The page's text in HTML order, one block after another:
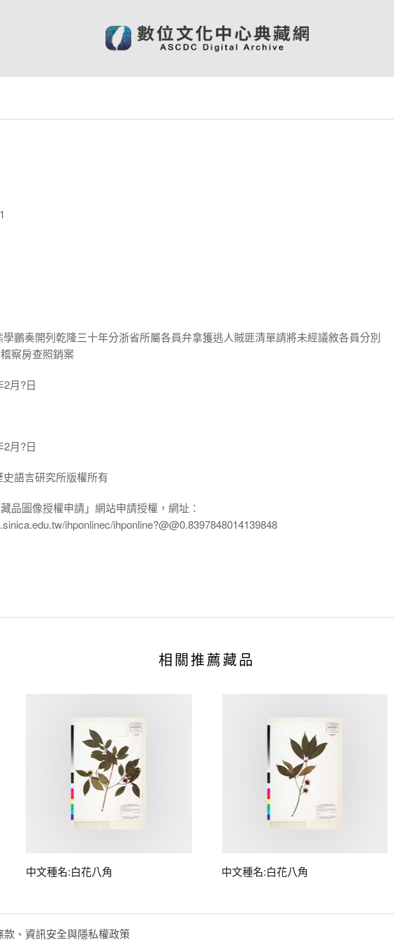
鵬奏開列乾隆三十年分浙省所屬各員弁拿獲逃人賊匪清單請將未經議敘各員分別
察房查照銷案
2月?日
2月?日
語言研究所版權所有
品圖像授權申請」網站申請授權，網址：
ihponlinec/ihponline?@@0.8397848014139848
相關推薦藏品
中文種名:白花八角 中文種名:白花八角
款、資訊安全與隱私權政策